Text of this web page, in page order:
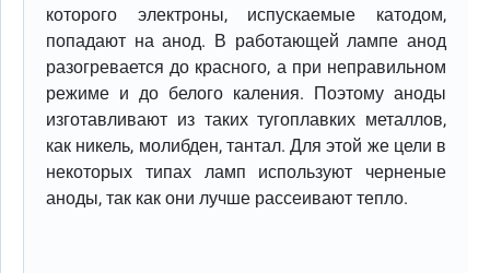
которого электроны, испускаемые катодом,
попадают на анод. В работающей лампе анод
разогревается до красного, а при неправильном
режиме и до белого каления. Поэтому аноды
изготавливают из таких тугоплавких металлов,
как никель, молибден, тантал. Для этой же цели в
некоторых типах ламп используют черненые
аноды, так как они лучше рассеивают тепло.